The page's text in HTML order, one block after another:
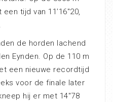
tijd van 11’16″20,
de horden lachend
Eynden. Op de 110 m
een nieuwe recordtijd
voor de finale later
hij er met 14″78